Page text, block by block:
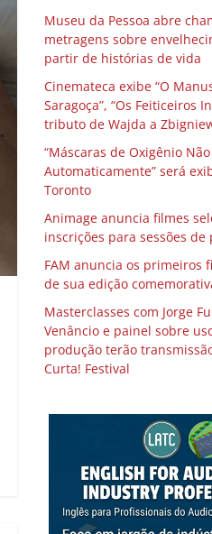
Museu da Pessoa abre
metragens sobre
partir de histórias de vida
Cinemateca exibe “O
Saragoça”, “Os Feiticeiros
tributo de Wajda a
“Máscaras de Oxigênio
Automaticamente” será
Toronto
Animage anuncia filmes
inscrições para sessões
FAM anuncia os primeiros
de sua edição
Masterclasses com Jorge
Venâncio e painel sobre
produção terão
Curta! Festival